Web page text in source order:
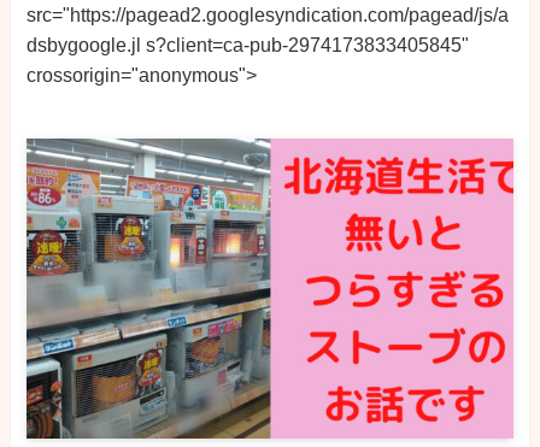
src="https://pagead2.googlesyndication.com/pagead/js/a
dsbygoogle.jl s?client=ca-pub-2974173833405845"
crossorigin="anonymous">